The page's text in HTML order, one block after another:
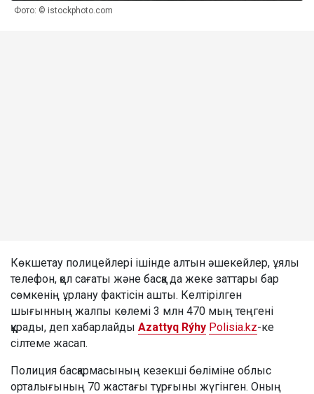
Фото: © istockphoto.com
Көкшетау полицейлері ішінде алтын әшекейлер, ұялы
телефон, қол сағаты және басқа да жеке заттары бар
сөмкенің ұрлану фактісін ашты. Келтірілген
шығынның жалпы көлемі 3 млн 470 мың теңгені
құрады, деп хабарлайды Azattyq Rýhy Polisia.kz-ке
сілтеме жасап.
Полиция басқармасының кезекші бөліміне облыс
орталығының 70 жастағы тұрғыны жүгінген. Оның